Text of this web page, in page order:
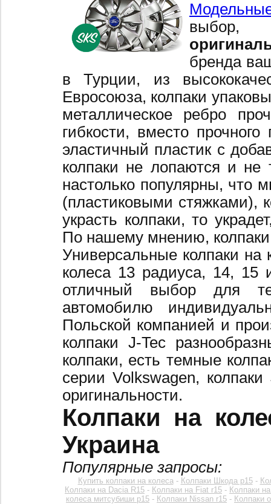
выбор,
бренда
в Турции, из
Евросоюза, колпаки
металлическое ребро
гибкости, вместо
эластичный пластик с
колпаки не лопаются и не
настолько популярны, что
(пластиковыми стяжками),
украсть колпаки, то
По нашему мнению,
Универсальные колпаки
колеса 13 радиуса, 14,
отличный выбор для
автомобилю
Польской компанией и
колпаки J-Tec
колпаки, есть темные
серии Volkswagen,
оригинальности.
Колпаки на
Украина
Популярные запросы:
Купить колпаки на колеса- Колпаки Шкода р15-
Колпаки на Dacia R15 - Колпаки на Fiat r15 - Колпаки
колеса митсубиши р15 - Колпаки Nissan r15 - Колпаки